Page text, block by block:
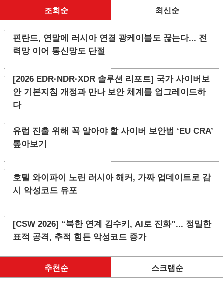
조회순 최신순
핀란드, 연말에 러시아 연결 광케이블도 끊는다... 전
력망 이어 통신망도 단절
[2026 EDR·NDR·XDR 솔루션 리포트] 국가 사이버보
안 기본지침 개정과 만나 보안 체계를 업그레이드하
다
유럽 진출 위해 꼭 알아야 할 사이버 보안법 ‘EU CRA’
톺아보기
호텔 와이파이 노린 러시아 해커, 가짜 업데이트로 감
시 악성코드 유포
[CSW 2026] “북한 연계 김수키, AI로 진화”... 정밀한
표적 공격, 추적 힘든 악성코드 증가
추천순 스크랩순